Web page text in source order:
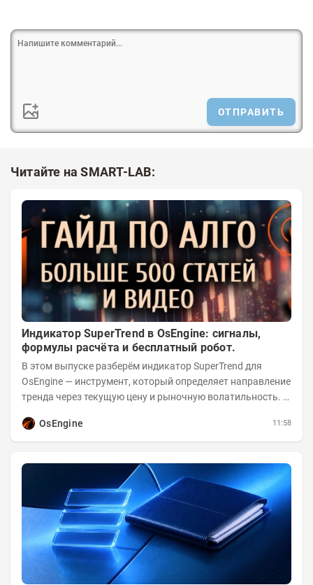
ОТПРАВИТЬ
Читайте на SMART-LAB:
Индикатор SuperTrend в OsEngine: сигналы,
формулы расчёта и бесплатный робот.
В этом выпуске разберём индикатор SuperTrend для
OsEngine — инструмент, который определяет направление
тренда через текущую цену и рыночную волатильность. В
OsEngine
11:58